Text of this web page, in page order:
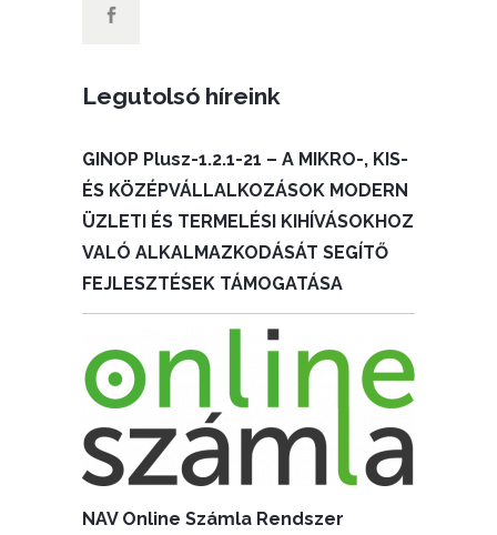
Legutolsó híreink
GINOP Plusz-1.2.1-21 – A MIKRO-, KIS-
ÉS KÖZÉPVÁLLALKOZÁSOK MODERN
ÜZLETI ÉS TERMELÉSI KIHÍVÁSOKHOZ
VALÓ ALKALMAZKODÁSÁT SEGÍTŐ
FEJLESZTÉSEK TÁMOGATÁSA
NAV Online Számla Rendszer